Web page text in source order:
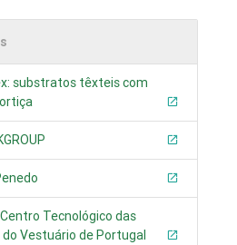
substratos têxteis com
Tecnológico das
Vestuário de Portugal